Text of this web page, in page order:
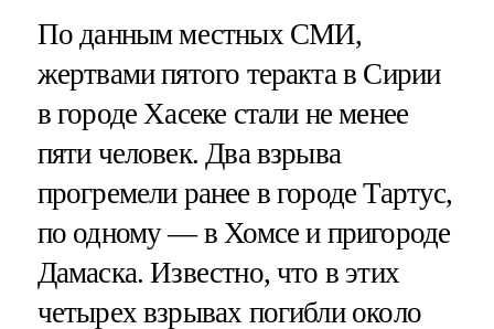
По данным местных СМИ,
жертвами пятого теракта в Сирии
в городе Хасеке стали не менее
пяти человек. Два взрыва
прогремели ранее в городе Тартус,
по одному — в Хомсе и пригороде
Дамаска. Известно, что в этих
четырех взрывах погибли около